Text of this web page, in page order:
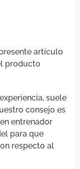
artículo
producto
suele
consejo es
entrenador
para que
respecto al